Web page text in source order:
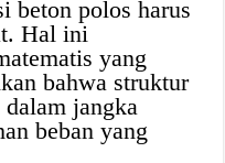
beton polos harus
Hal ini
yang
bahwa struktur
dalam jangka
beban yang